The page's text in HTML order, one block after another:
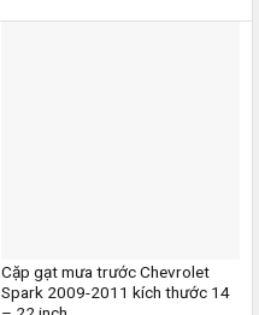
Cặp gạt mưa trước Chevrolet
Spark 2009-2011 kích thước 14